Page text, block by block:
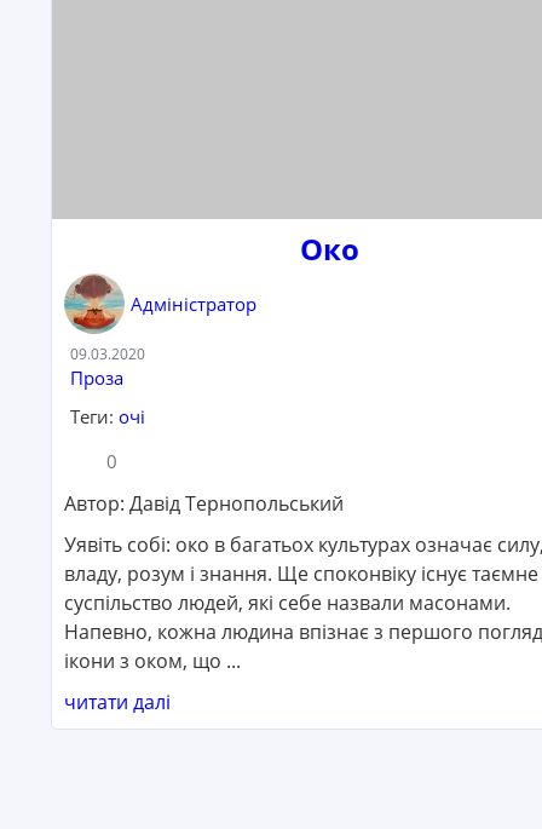
Око
Адміністратор
Дата:
09.03.2020
Категорія:
Проза
Теги: очі
Кількість коментарів:
0
Автор: Давід Тернопольський
Уявіть собі: око в багатьох культурах означає
владу, розум і знання. Ще споконвіку існує таємне
суспільство людей, які себе назвали масонами.
Напевно, кожна людина впізнає з першого
ікони з оком, що ...
читати далі